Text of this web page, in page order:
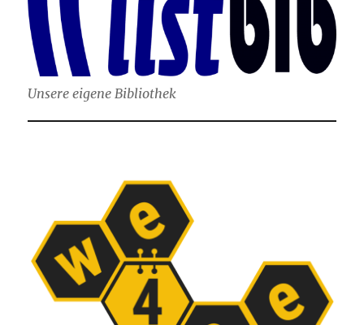
Unsere eigene Bibliothek